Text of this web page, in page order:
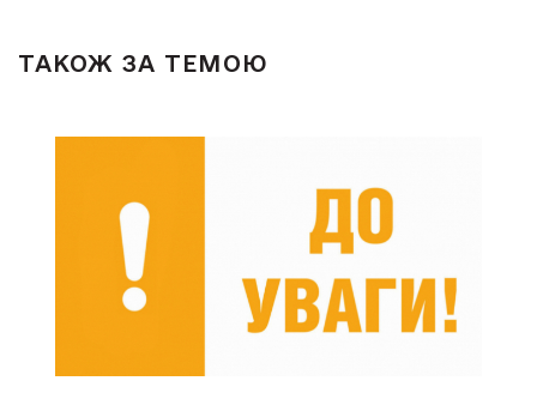
ТАКОЖ ЗА ТЕМОЮ